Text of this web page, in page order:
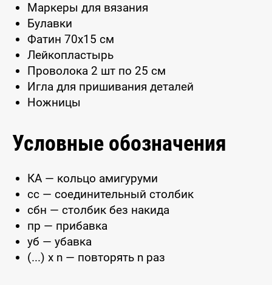
Маркеры для вязания
Булавки
Фатин 70x15 см
Лейкопластырь
Проволока 2 шт по 25 см
Игла для пришивания деталей
Ножницы
Условные обозначения
КА — кольцо амигуруми
сс — соединительный столбик
сбн — столбик без накида
пр — прибавка
уб — убавка
(...) x n — повторять n раз